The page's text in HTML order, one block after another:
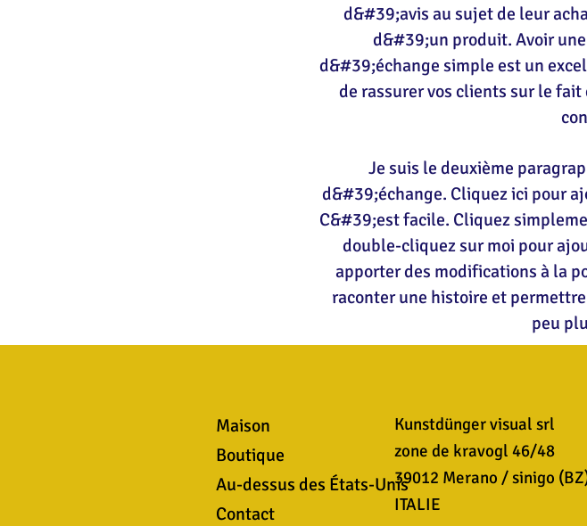
d&#39;avis au sujet de leur
d&#39;un produit. Avoir
d&#39;échange simple est un
de rassurer vos clients sur le
Je suis le deuxième
d&#39;échange. Cliquez ici pour
C&#39;est facile. Cliquez
double-cliquez sur moi pour
apporter des modifications à la
raconter une histoire et
peu
Maison
Boutique
Au-dessus des États-Unis
Contact
Kunstdünger visual srl
zone de kravogl 46/48
39012 Merano / sinigo
ITALIE